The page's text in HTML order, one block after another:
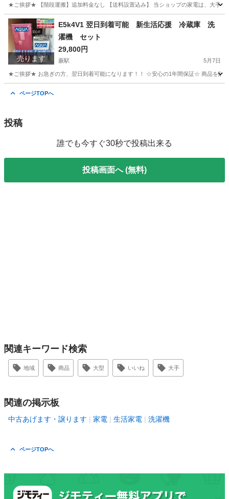
★ご挨拶★ 【階段運搬】追加料金なし 【送料設置込み】 当ショップの家電は、大手
神奈川 相模原市 相模原駅 生活家電 無料
売ります
E5k4V1 翌日到着可能 新生活応援 冷蔵庫 洗
濯機 セット
29,800円
蕨駅 5月7日
★ご挨拶★ お急ぎの方、翌日到着可能になります！！ ☆安心の1年間保証☆ 商品を販
ページTOPへ
投稿
誰でも今すぐ30秒で投稿出来る
投稿画面へ (無料)
関連キーワード検索
地域 商品 大型 いいね 大手
関連の掲示板
中古あげます・譲ります 家電 生活家電 洗濯機
ページTOPへ